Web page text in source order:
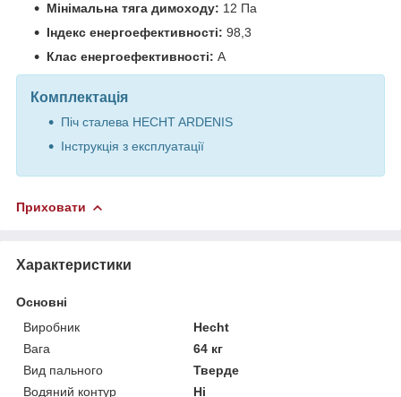
Мінімальна тяга димоходу: 12 Па
Індекс енергоефективності: 98,3
Клас енергоефективності: А
Комплектація
Піч сталева HECHT ARDENIS
Інструкція з експлуатації
Приховати
Характеристики
Основні
Виробник
Hecht
Вага
64 кг
Вид пального
Тверде
Водяний контур
Ні